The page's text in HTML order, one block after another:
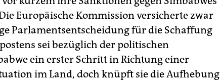
Europäische Kommission versicherte zwar
Parlamentsentscheidung für die Schaffung
sei bezüglich der politischen
ein erster Schritt in Richtung einer
im Land, doch knüpft sie die Aufhebung